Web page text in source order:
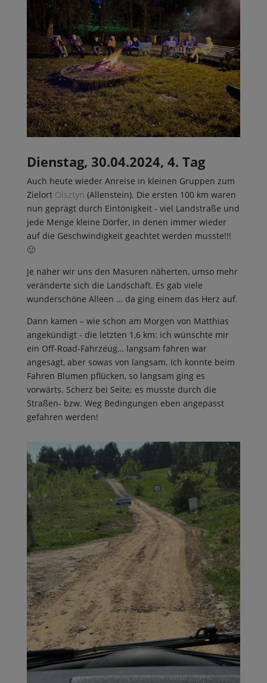
Dienstag, 30.04.2024, 4. Tag
Auch heute wieder Anreise in kleinen Gruppen zum
Zielort Olsztyn (Allenstein). Die ersten 100 km waren
nun geprägt durch Eintönigkeit - viel Landstraße und
jede Menge kleine Dörfer, in denen immer wieder
auf die Geschwindigkeit geachtet werden musste!!!
🙂
Je näher wir uns den Masuren näherten, umso mehr
veränderte sich die Landschaft. Es gab viele
wunderschöne Alleen … da ging einem das Herz auf.
Dann kamen – wie schon am Morgen von Matthias
angekündigt - die letzten 1,6 km: ich wünschte mir
ein Off-Road-Fahrzeug… langsam fahren war
angesagt, aber sowas von langsam. Ich konnte beim
Fahren Blumen pflücken, so langsam ging es
vorwärts. Scherz bei Seite; es musste durch die
Straßen- bzw. Weg Bedingungen eben angepasst
gefahren werden!